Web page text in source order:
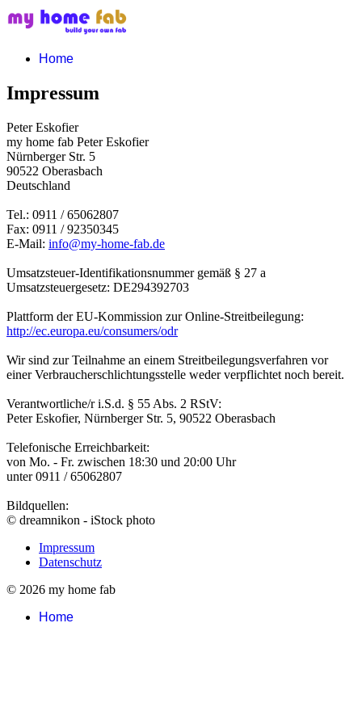
Home
Impressum
Peter Eskofier
my home fab Peter Eskofier
Nürnberger Str. 5
90522 Oberasbach
Deutschland
Tel.: 0911 / 65062807
Fax: 0911 / 92350345
E-Mail: info@my-home-fab.de
Umsatzsteuer-Identifikationsnummer gemäß § 27 a
Umsatzsteuergesetz: DE294392703
Plattform der EU-Kommission zur Online-Streitbeilegung:
http://ec.europa.eu/consumers/odr
Wir sind zur Teilnahme an einem Streitbeilegungsverfahren vor
einer Verbraucherschlichtungsstelle weder verpflichtet noch bereit.
Verantwortliche/r i.S.d. § 55 Abs. 2 RStV:
Peter Eskofier, Nürnberger Str. 5, 90522 Oberasbach
Telefonische Erreichbarkeit:
von Mo. - Fr. zwischen 18:30 und 20:00 Uhr
unter 0911 / 65062807
Bildquellen:
© dreamnikon - iStock photo
Impressum
Datenschutz
© 2026 my home fab
Home